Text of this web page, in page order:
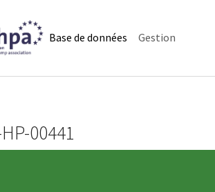
Base de données(current)
Gestion
00441